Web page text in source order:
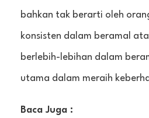
bahkan tak berarti oleh
konsisten dalam beramal
berlebih-lebihan dalam
utama dalam meraih
Baca Juga :